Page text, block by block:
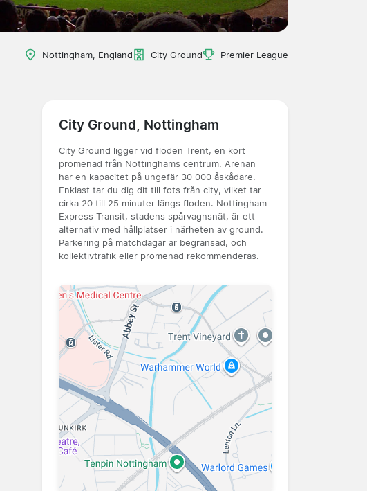
Nottingham, England City Ground Premier League
City Ground, Nottingham
City Ground ligger vid floden Trent, en kort
promenad från Nottinghams centrum. Arenan
har en kapacitet på ungefär 30 000 åskådare.
Enklast tar du dig dit till fots från city, vilket tar
cirka 20 till 25 minuter längs floden. Nottingham
Express Transit, stadens spårvagnsnät, är ett
alternativ med hållplatser i närheten av ground.
Parkering på matchdagar är begränsad, och
kollektivtrafik eller promenad rekommenderas.